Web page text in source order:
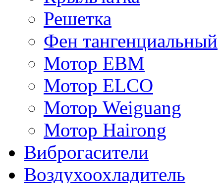
Решетка
Фен тангенциальный
Мотор EBM
Мотор ELCO
Мотор Weiguang
Мотор Hairong
Виброгасители
Воздухоохладитель